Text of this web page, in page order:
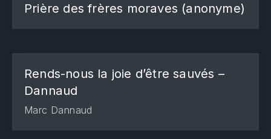
Prière des frères moraves (anonyme)
Rends-nous la joie d’être sauvés –
Dannaud
Marc Dannaud